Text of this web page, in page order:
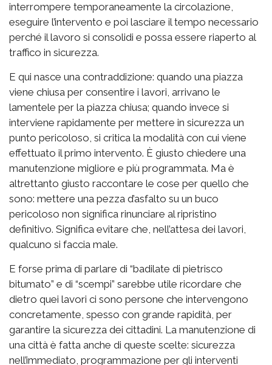
interrompere temporaneamente la circolazione,
eseguire l’intervento e poi lasciare il tempo necessario
perché il lavoro si consolidi e possa essere riaperto al
traffico in sicurezza.
E qui nasce una contraddizione: quando una piazza
viene chiusa per consentire i lavori, arrivano le
lamentele per la piazza chiusa; quando invece si
interviene rapidamente per mettere in sicurezza un
punto pericoloso, si critica la modalità con cui viene
effettuato il primo intervento. È giusto chiedere una
manutenzione migliore e più programmata. Ma è
altrettanto giusto raccontare le cose per quello che
sono: mettere una pezza d’asfalto su un buco
pericoloso non significa rinunciare al ripristino
definitivo. Significa evitare che, nell’attesa dei lavori,
qualcuno si faccia male.
E forse prima di parlare di “badilate di pietrisco
bitumato” e di “scempi” sarebbe utile ricordare che
dietro quei lavori ci sono persone che intervengono
concretamente, spesso con grande rapidità, per
garantire la sicurezza dei cittadini. La manutenzione di
una città è fatta anche di queste scelte: sicurezza
nell’immediato, programmazione per gli interventi